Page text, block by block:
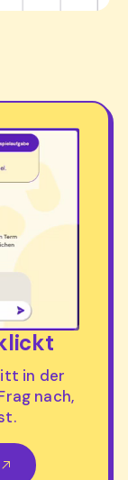
in der
nach,